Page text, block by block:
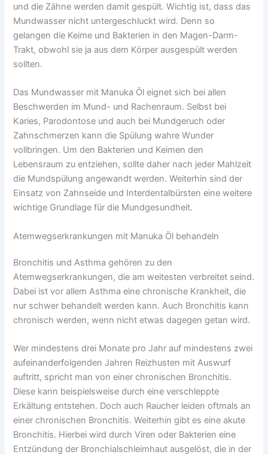
und die Zähne werden damit gespült. Wichtig ist, dass das
Mundwasser nicht untergeschluckt wird. Denn so
gelangen die Keime und Bakterien in den Magen-Darm-
Trakt, obwohl sie ja aus dem Körper ausgespült werden
sollten.
Das Mundwasser mit Manuka Öl eignet sich bei allen
Beschwerden im Mund- und Rachenraum. Selbst bei
Karies, Parodontose und auch bei Mundgeruch oder
Zahnschmerzen kann die Spülung wahre Wunder
vollbringen. Um den Bakterien und Keimen den
Lebensraum zu entziehen, sollte daher nach jeder Mahlzeit
die Mundspülung angewandt werden. Weiterhin sind der
Einsatz von Zahnseide und Interdentalbürsten eine weitere
wichtige Grundlage für die Mundgesundheit.
Atemwegserkrankungen mit Manuka Öl behandeln
Bronchitis und Asthma gehören zu den
Atemwegserkrankungen, die am weitesten verbreitet seind.
Dabei ist vor allem Asthma eine chronische Krankheit, die
nur schwer behandelt werden kann. Auch Bronchitis kann
chronisch werden, wenn nicht etwas dagegen getan wird.
Wer mindestens drei Monate pro Jahr auf mindestens zwei
aufeinanderfolgenden Jahren Reizhusten mit Auswurf
auftritt, spricht man von einer chronischen Bronchitis.
Diese kann beispielsweise durch eine verschleppte
Erkältung entstehen. Doch auch Raucher leiden oftmals an
einer chronischen Bronchitis. Weiterhin gibt es eine akute
Bronchitis. Hierbei wird durch Viren oder Bakterien eine
Entzündung der Bronchialschleimhaut ausgelöst, die in der